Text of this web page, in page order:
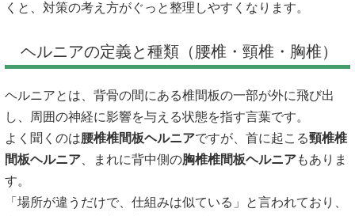
くと、対策の考え方がぐっと整理しやすくなります。
ヘルニアの定義と種類（腰椎・頸椎・胸椎）
ヘルニアとは、背骨の間にある椎間板の一部が外に飛び出
し、周囲の神経に影響を与える状態を指す言葉です。
よく聞くのは腰椎椎間板ヘルニアですが、首に起こる頸椎椎
間板ヘルニア 、まれに背中側の胸椎椎間板ヘルニアもありま
す。
「場所が違うだけで、仕組みは似ている」と言われており、